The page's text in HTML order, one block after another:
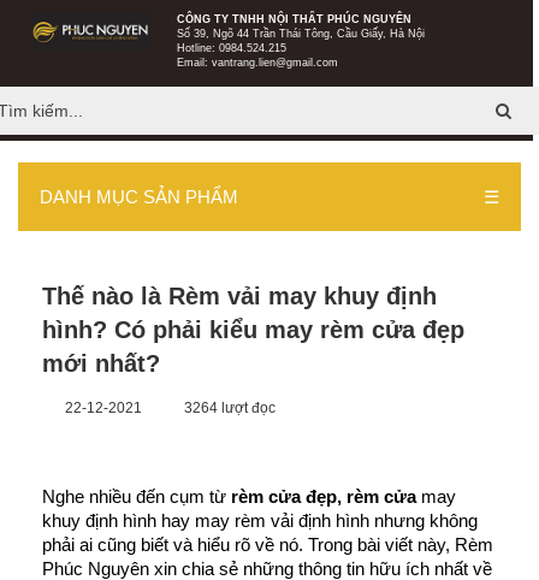
http://remphucnguyen.com/CÔNG TY TNHH NỘI THẤT PHÚC NGUYÊN
Số 39, Ngõ 44 Trần Thái Tông, Cầu Giấy, Hà Nội
Hotline:0984.524.215
Email:vantrang.lien@gmail.com
DANH MỤC SẢN PHẨM ☰
Thế nào là Rèm vải may khuy định
hình? Có phải kiểu may rèm cửa đẹp
mới nhất?
22-12-2021 3264 lượt đọc
Nghe nhiều đến cụm từ rèm cửa đẹp, rèm cửa may
khuy định hình hay may rèm vải định hình nhưng không
phải ai cũng biết và hiểu rõ về nó. Trong bài viết này, Rèm
Phúc Nguyên xin chia sẻ những thông tin hữu ích nhất về